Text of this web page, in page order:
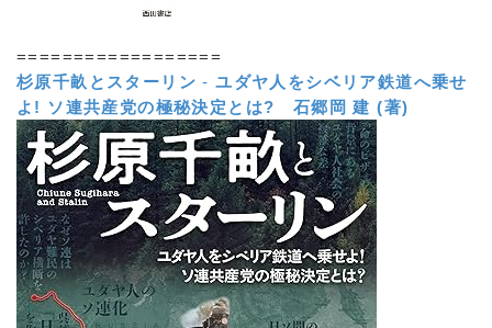
==================
杉原千畝とスターリン -ユダヤ人をシベリア鉄道へ乗せ
よ! ソ連共産党の極秘決定とは?
石郷岡 建 (著)